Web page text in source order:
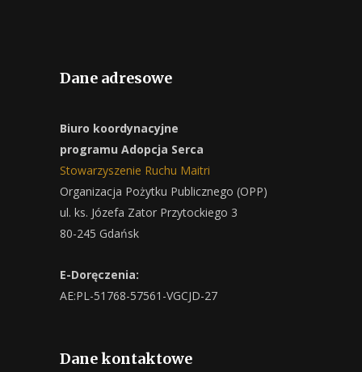
Dane adresowe
Biuro koordynacyjne
programu Adopcja Serca
Stowarzyszenie Ruchu Maitri
Organizacja Pożytku Publicznego (OPP)
ul. ks. Józefa Zator Przytockiego 3
80-245 Gdańsk
E-Doręczenia:
AE:PL-51768-57561-VGCJD-27
Dane kontaktowe